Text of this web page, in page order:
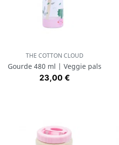
THE COTTON CLOUD
Gourde 480 ml | Veggie pals
Prix
23,00 €